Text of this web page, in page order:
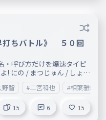
打ちバトル》 ５０回
・呼び方だけを爆速タイピ
ょう
ーちゃん にのみや / さくら
ダー / 大宮SK / にのあい / じ
野智 #二宮和也 #相葉雅紀
15 6 15